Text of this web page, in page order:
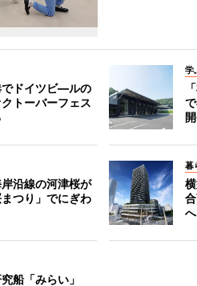
でドイツビ―ルの
トーバーフェス
学
沿線の河津桜が
つり」でにぎわ
暮
へ
船「みらい」